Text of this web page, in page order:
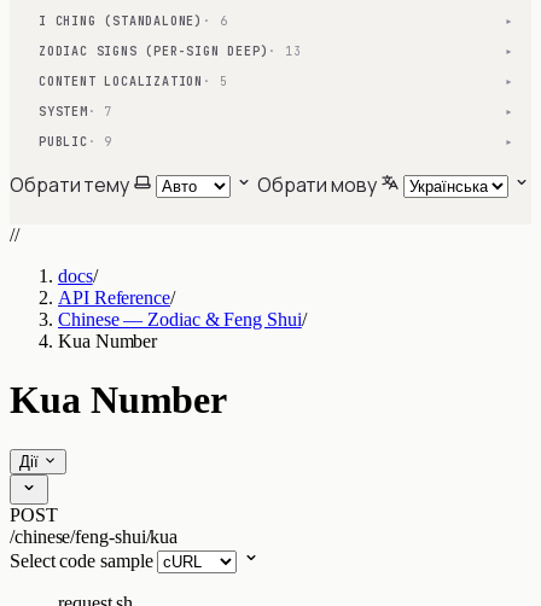
I CHING (STANDALONE) · 6 ▾
ZODIAC SIGNS (PER-SIGN DEEP) · 13 ▾
CONTENT LOCALIZATION · 5 ▾
SYSTEM · 7 ▾
PUBLIC · 9 ▾
Обрати тему Обрати мову
//
docs/
API Reference/
Chinese — Zodiac & Feng Shui/
Kua Number
Kua Number
Дії
POST
/chinese/feng-shui/kua
Select code sample